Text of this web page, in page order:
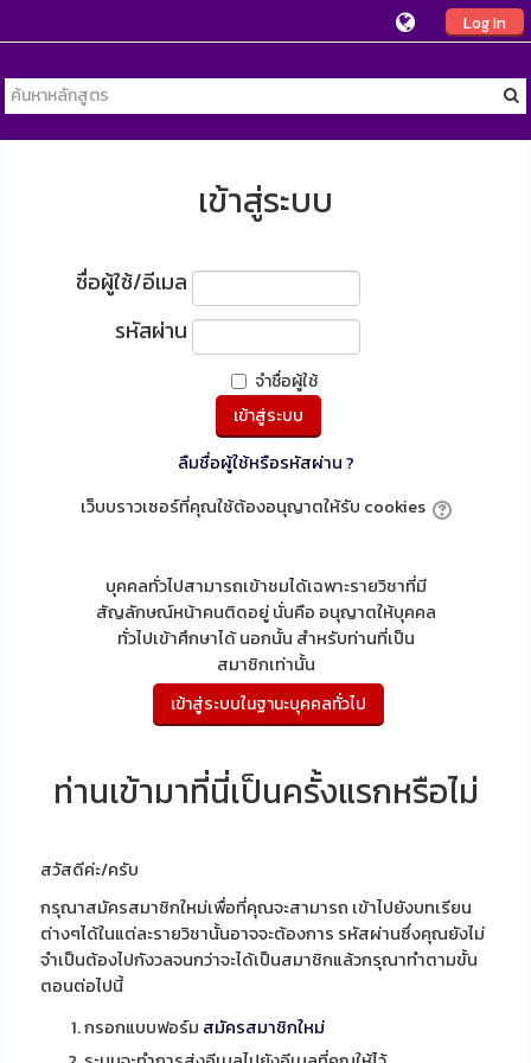
Log In
เข้าสู่ระบบ
ชื่อผู้ใช้/อีเมล
รหัสผ่าน
จำชื่อผู้ใช้
ลืมชื่อผู้ใช้หรือรหัสผ่าน ?
เว็บบราวเซอร์ที่คุณใช้ต้องอนุญาตให้รับ cookies
บุคคลทั่วไปสามารถเข้าชมได้เฉพาะรายวิชาที่มี
สัญลักษณ์หน้าคนติดอยู่ นั่นคือ อนุญาตให้บุคคล
ทั่วไปเข้าศึกษาได้ นอกนั้น สำหรับท่านที่เป็น
สมาชิกเท่านั้น
ท่านเข้ามาที่นี่เป็นครั้งแรกหรือไม่
สวัสดีค่ะ/ครับ
กรุณาสมัครสมาชิกใหม่เพื่อที่คุณจะสามารถ เข้าไปยังบทเรียน
ต่างๆได้ในแต่ละรายวิชานั้นอาจจะต้องการ รหัสผ่านซึ่งคุณยังไม่
จำเป็นต้องไปกังวลจนกว่าจะได้เป็นสมาชิกแล้วกรุณาทำตามขั้น
ตอนต่อไปนี้
กรอกแบบฟอร์ม สมัครสมาชิกใหม่